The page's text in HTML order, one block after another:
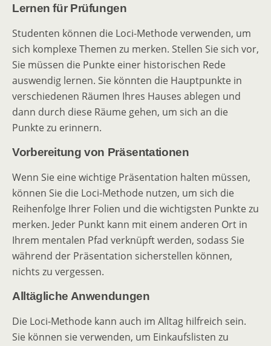
Lernen für Prüfungen
Studenten können die Loci-Methode verwenden, um
sich komplexe Themen zu merken. Stellen Sie sich vor,
Sie müssen die Punkte einer historischen Rede
auswendig lernen. Sie könnten die Hauptpunkte in
verschiedenen Räumen Ihres Hauses ablegen und
dann durch diese Räume gehen, um sich an die
Punkte zu erinnern.
Vorbereitung von Präsentationen
Wenn Sie eine wichtige Präsentation halten müssen,
können Sie die Loci-Methode nutzen, um sich die
Reihenfolge Ihrer Folien und die wichtigsten Punkte zu
merken. Jeder Punkt kann mit einem anderen Ort in
Ihrem mentalen Pfad verknüpft werden, sodass Sie
während der Präsentation sicherstellen können,
nichts zu vergessen.
Alltägliche Anwendungen
Die Loci-Methode kann auch im Alltag hilfreich sein.
Sie können sie verwenden, um Einkaufslisten zu